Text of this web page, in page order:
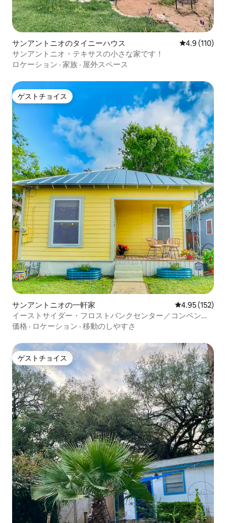
サンアントニオのタイニーハウス レビュー110
4.9 (110)
サンアントニオ・テキサスの小さな家です！
ロケーション · 家族 · 屋外スペース
ゲストチョイス
ゲストチョイス
サンアントニオの一軒家 レビュー152
4.95 (152)
イーストサイダー・フロストバンクセンター／コンベンシ
ョンセンター／アラモドーム
価格 · ロケーション · 移動のしやすさ
ゲストチョイス
ゲストチョイス